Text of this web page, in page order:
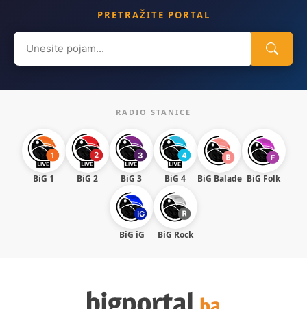
PRETRAŽITE PORTAL
Search
for:
RADIO STANICE
BiG 1 BiG 2 BiG 3 BiG 4 BiG Balade BiG Folk
BiG iG BiG Rock